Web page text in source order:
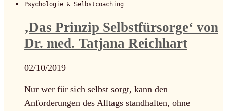
Psychologie & Selbstcoaching
‚Das Prinzip Selbstfürsorge‘ von
Dr. med. Tatjana Reichhart
02/10/2019
Nur wer für sich selbst sorgt, kann den
Anforderungen des Alltags standhalten, ohne